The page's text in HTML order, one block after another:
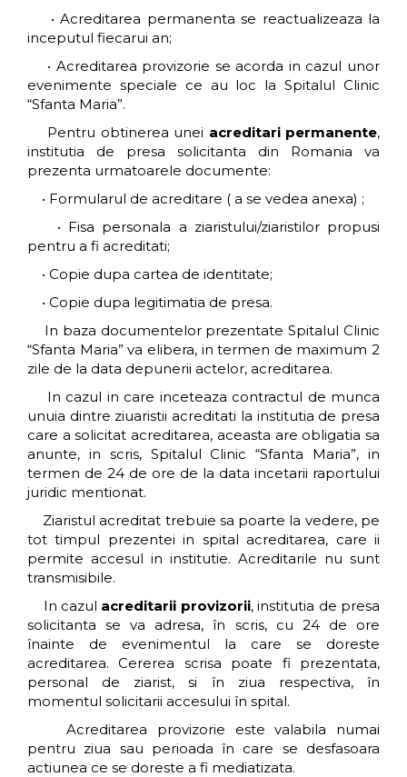
• Acreditarea permanenta se reactualizeaza la
inceputul fiecarui an;
• Acreditarea provizorie se acorda in cazul unor
evenimente speciale ce au loc la Spitalul Clinic
“Sfanta Maria”.
Pentru obtinerea unei acreditari permanente,
institutia de presa solicitanta din Romania va
prezenta urmatoarele documente:
• Formularul de acreditare ( a se vedea anexa) ;
• Fisa personala a ziaristului/ziaristilor propusi
pentru a fi acreditati;
• Copie dupa cartea de identitate;
• Copie dupa legitimatia de presa.
In baza documentelor prezentate Spitalul Clinic
“Sfanta Maria” va elibera, in termen de maximum 2
zile de la data depunerii actelor, acreditarea.
In cazul in care inceteaza contractul de munca
unuia dintre ziuaristii acreditati la institutia de presa
care a solicitat acreditarea, aceasta are obligatia sa
anunte, in scris, Spitalul Clinic “Sfanta Maria”, in
termen de 24 de ore de la data incetarii raportului
juridic mentionat.
Ziaristul acreditat trebuie sa poarte la vedere, pe
tot timpul prezentei in spital acreditarea, care ii
permite accesul in institutie. Acreditarile nu sunt
transmisibile.
In cazul acreditarii provizorii, institutia de presa
solicitanta se va adresa, în scris, cu 24 de ore
înainte de evenimentul la care se doreste
acreditarea. Cererea scrisa poate fi prezentata,
personal de ziarist, si în ziua respectiva, în
momentul solicitarii accesului în spital.
Acreditarea provizorie este valabila numai
pentru ziua sau perioada în care se desfasoara
actiunea ce se doreste a fi mediatizata.